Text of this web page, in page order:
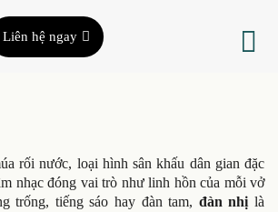
Liên hệ ngay
rối nước, loại hình sân khấu dân gian đặc
nhạc đóng vai trò như linh hồn của mỗi vở
trống, tiếng sáo hay đàn tam, đàn nhị là